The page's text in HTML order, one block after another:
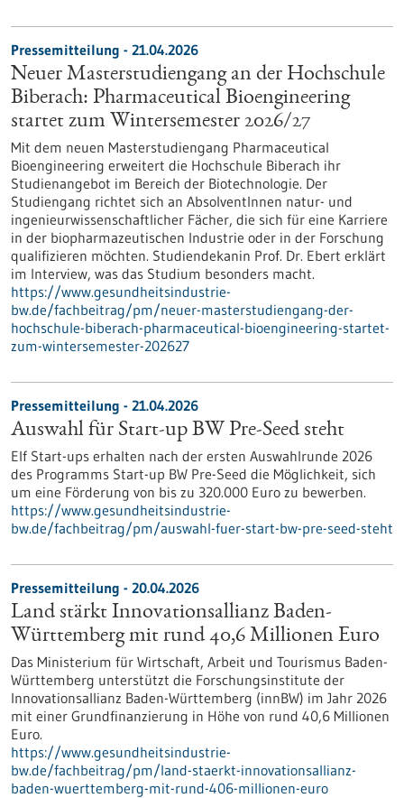
Pressemitteilung - 21.04.2026
Neuer Masterstudiengang an der Hochschule
Biberach: Pharmaceutical Bioengineering
startet zum Wintersemester 2026/27
Mit dem neuen Masterstudiengang Pharmaceutical
Bioengineering erweitert die Hochschule Biberach ihr
Studienangebot im Bereich der Biotechnologie. Der
Studiengang richtet sich an AbsolventInnen natur- und
ingenieurwissenschaftlicher Fächer, die sich für eine Karriere
in der biopharmazeutischen Industrie oder in der Forschung
qualifizieren möchten. Studiendekanin Prof. Dr. Ebert erklärt
im Interview, was das Studium besonders macht.
https://www.gesundheitsindustrie-
bw.de/fachbeitrag/pm/neuer-masterstudiengang-der-
hochschule-biberach-pharmaceutical-bioengineering-startet-
zum-wintersemester-202627
Pressemitteilung - 21.04.2026
Auswahl für Start-up BW Pre-Seed steht
Elf Start-ups erhalten nach der ersten Auswahlrunde 2026
des Programms Start-up BW Pre-Seed die Möglichkeit, sich
um eine Förderung von bis zu 320.000 Euro zu bewerben.
https://www.gesundheitsindustrie-
bw.de/fachbeitrag/pm/auswahl-fuer-start-bw-pre-seed-steht
Pressemitteilung - 20.04.2026
Land stärkt Innovationsallianz Baden-
Württemberg mit rund 40,6 Millionen Euro
Das Ministerium für Wirtschaft, Arbeit und Tourismus Baden-
Württemberg unterstützt die Forschungsinstitute der
Innovationsallianz Baden-Württemberg (innBW) im Jahr 2026
mit einer Grundfinanzierung in Höhe von rund 40,6 Millionen
Euro.
https://www.gesundheitsindustrie-
bw.de/fachbeitrag/pm/land-staerkt-innovationsallianz-
baden-wuerttemberg-mit-rund-406-millionen-euro